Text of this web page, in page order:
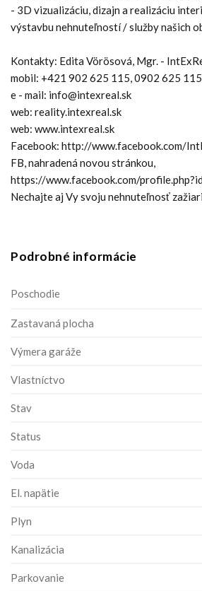
- 3D vizualizáciu, dizajn a realizáciu
výstavbu nehnuteľností / služby našich
Kontakty: Edita Vörösová, Mgr. -
mobil: +421 902 625 115, 0902 625
e - mail: info@intexreal.sk
web: reality.intexreal.sk
web: www.intexreal.sk
Facebook: http://www.facebook.com/
FB, nahradená novou stránkou,
https://www.facebook.com/
Nechajte aj Vy svoju nehnuteľnosť
Podrobné informácie
Poschodie
Zastavaná plocha
Výmera garáže
Vlastníctvo
Stav
Status
Voda
El. napätie
Plyn
Kanalizácia
Parkovanie